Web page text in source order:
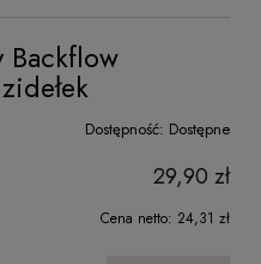
Backflow
Dostępność: Dostępne
29,90 zł
Cena netto: 24,31 zł